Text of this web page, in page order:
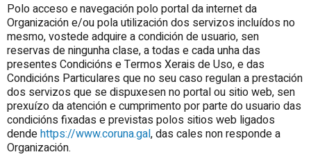
Polo acceso e navegación polo portal da internet da
Organización e/ou pola utilización dos servizos incluídos no
mesmo, vostede adquire a condición de usuario, sen
reservas de ningunha clase, a todas e cada unha das
presentes Condicións e Termos Xerais de Uso, e das
Condicións Particulares que no seu caso regulan a prestación
dos servizos que se dispuxesen no portal ou sitio web, sen
prexuízo da atención e cumprimento por parte do usuario das
condicións fixadas e previstas polos sitios web ligados
dendehttps://www.coruna.gal, das cales non responde a
Organización.